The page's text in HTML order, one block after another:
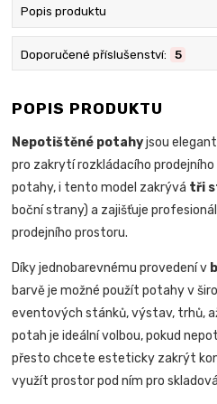
Popis produktu
Doporučené příslušenství: 5
POPIS PRODUKTU
Nepotištěné potahyjsou
pro zakrytí rozkládacího
potahy, i tento model zakrývá tři
boční strany) a zajišťuje
prodejního prostoru.
Díky jednobarevnému provedení v
barvě je možné použít potahy v
eventových stánků, výstav, trhů,
potah je ideální volbou, pokud
přesto chcete esteticky zakrýt
využít prostor pod ním pro